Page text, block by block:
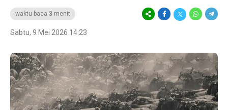
waktu baca 3 menit
Sabtu, 9 Mei 2026 14:23